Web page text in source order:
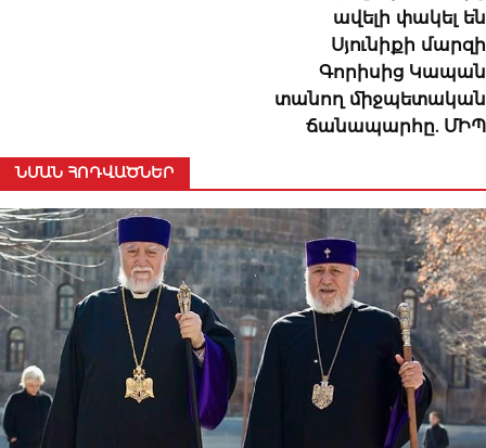
ավելի փակել են
Սյունիքի մարզի
Գորիսից Կապան
տանող միջպետական
ճանապարհը. ՄԻՊ
ՆՄԱՆ ՀՈԴՎԱԾՆԵՐ